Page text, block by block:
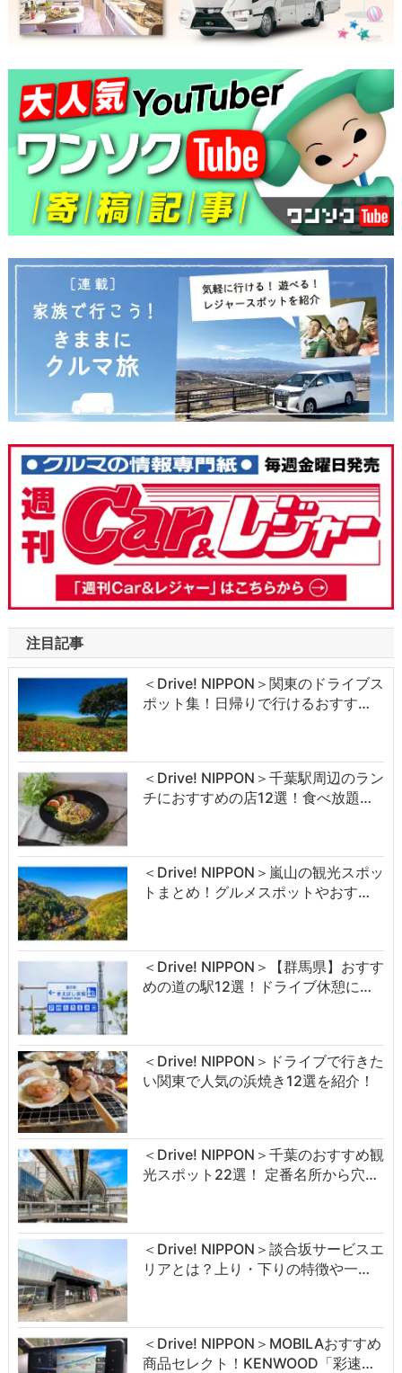
注目記事
＜Drive! NIPPON＞関東のドライブス
ポット集！日帰りで行けるおすす…
＜Drive! NIPPON＞千葉駅周辺のラン
チにおすすめの店12選！食べ放題…
＜Drive! NIPPON＞嵐山の観光スポッ
トまとめ！グルメスポットやおす…
＜Drive! NIPPON＞【群馬県】おすす
めの道の駅12選！ドライブ休憩に…
＜Drive! NIPPON＞ドライブで行きた
い関東で人気の浜焼き12選を紹介！
＜Drive! NIPPON＞千葉のおすすめ観
光スポット22選！ 定番名所から穴…
＜Drive! NIPPON＞談合坂サービスエ
リアとは？上り・下りの特徴や一…
＜Drive! NIPPON＞MOBILAおすすめ
商品セレクト！KENWOOD「彩速…